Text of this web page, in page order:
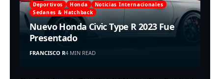
Deportivos Honda
Noticias Internacionales
Sedanes & Hatchback
Nuevo Honda Civic Type R 2023 Fue
Presentado
FRANCISCO R4 MIN READ